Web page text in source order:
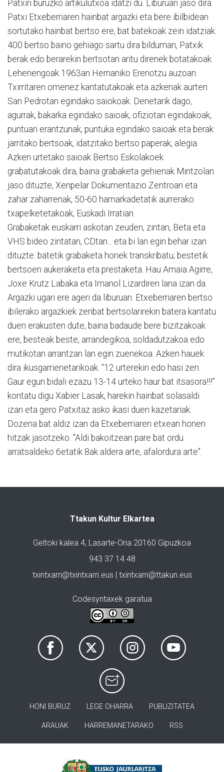
Patxiri buruzko artikulutxoa idatzi du. Liburuan jaso dira
Patxi Etxeberriaren hainbat argazki eta bere ibilbidean
sortutako hainbat bertso ere, bat batekoak zein idatziak.
400 bertso baino gehiago sartu dira bilduman, Patxik
berak edo berarekin bertsotan aritu direnek botatakoak.
Lehenengoak 1963an Hernaniko Erenotzu auzoan
Txirritaren omenez kantatutakoak eta azkenak aurten
San Pedrotan egindako saiokoak. Denetarik dago,
agurrak, bakarka egindako saioak, ofiziotan egindakoak,
puntuari erantzunak, puntuka egindako saioak eta berak
jarritako bertsoak, idatzitako bertso paperak, alegia.
Azken urtetako saioak Bertso Eskolakoek
grabatutakoak dira, baina grabaketa gehienak Mintzolan
jaso dituzte, Xenpelar Dokumentazio Zentroan eta
zahar zaharrenak, 50-60 hamarkadetatik aurrerako
txapelketetakoak, Euskadi Irratian.
Grabaketak euskarri askotan zeuden, zintan, Beta eta
VHS bideo zintatan, CDtan... eta bi lan egin behar izan
dituzte: batetik grabaketa horiek transkribatu; bestetik
bertsoen aukeraketa eta prestaketa. Hau Amaia Agirre,
Joxe Krutz Labaka eta Imanol Lizardiren lana izan da.
Argazki ugari ere ageri da liburuan. Etxeberriaren bertso
ibilerako argazkiek zenbat bertsolarirekin batera kantatu
duen erakusten dute, baina badaude bere bizitzakoak
ere, besteak beste, arrandegikoa, soldadutzakoa edo
mutikotan arrantzan lan egin zuenekoa. Azken hauek
dira ikusgarrienetarikoak. “12 urterekin edo hasi zen.
Gaur egun bidali ezazu 13-14 urteko haur bat itsasora!!!”
kontatu digu Xabier Lasak, harekin hainbat solasaldi
izan eta gero Patxitaz asko ikasi duen kazetariak.
Dozena bat aldiz izan da Etxeberriaren etxean honen
hitzak jasotzeko. "Aldi bakoitzean pare bat ordu
arratsaldeko 6etatik 8ak aldera arte, afalordura arte".
Ttakun Kultur Elkartea
Geltoki kalea 4, Lasarte-Oria 20160 Gipuzkoa
943 37 14 48
txintxarri@txintxarri.eus | txintxarri@ttakun.eus
Codesyntaxek garatua
HONI BURUZ LEGE OHARRA PUBLIZITATEA
ARAUAK HARREMANETARAKO RSS